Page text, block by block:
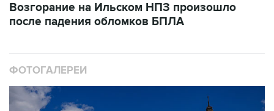
Возгорание на Ильском НПЗ произошло
после падения обломков БПЛА
ФОТОГАЛЕРЕИ